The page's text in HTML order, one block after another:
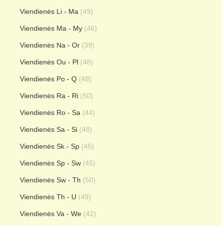
Viendienės Li - Ma (49)
Viendienės Ma - My (46)
Viendienės Na - Or (39)
Viendienės Ou - Pl (48)
Viendienės Po - Q (48)
Viendienės Ra - Ri (50)
Viendienės Ro - Sa (44)
Viendienės Sa - Si (48)
Viendienės Sk - Sp (45)
Viendienės Sp - Sw (45)
Viendienės Sw - Th (50)
Viendienės Th - U (49)
Viendienės Va - We (42)